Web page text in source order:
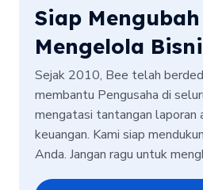
Siap
Mengelola
Sejak 2010, Bee telah
membantu Pengusaha di
mengatasi tantangan laporan
keuangan. Kami siap
Anda. Jangan ragu untuk